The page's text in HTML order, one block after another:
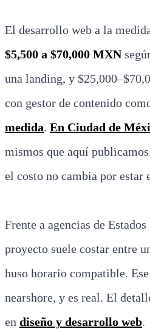
El desarrollo web a la
$5,500 a $70,000 MXN
una landing, y
con gestor de contenido
medida. En Ciudad de
mismos que aquí
el costo no cambia por estar
Frente a agencias de
proyecto suele costar entre
huso horario compatible.
nearshore, y es real. El
en diseño y desarrollo web.